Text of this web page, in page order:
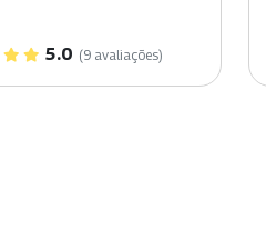
5.0 (9 avaliações)